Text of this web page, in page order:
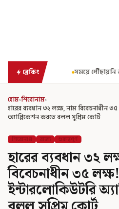
ব্রেকিং
পৌঁছায়নি ভবানীপুর ভোট-মামলার নথি!
হোম›শিরোনাম›
হারের ব্যবধান ৩২ লক্ষ, নাম বিবেচনাধীন
অ্যাপ্লিকেশন করতে বলল সুপ্রিম কোর্ট
শিরোনাম রাজ্য গুরুত্বপূর্ণ
হারের ব্যবধান ৩২
বিবেচনাধীন ৩৫
ইন্টারলোকিউটরি